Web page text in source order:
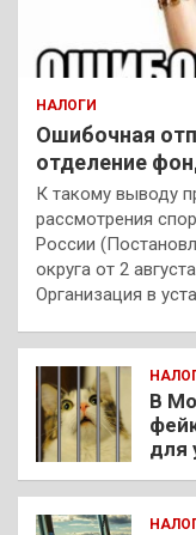
НАЛОГИ
Ошибочная
отделение
К такому выводу
рассмотрения
России
округа от 2
Организация в
В
для